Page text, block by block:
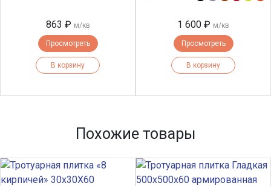
863 ₽ м/кв
Просмотреть
В корзину
1 600 ₽ м/кв
Просмотреть
В корзину
Похожие товары